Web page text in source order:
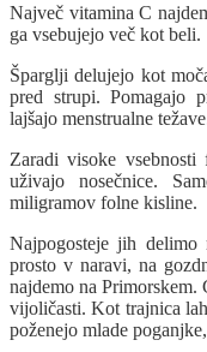
Največ vitamina C
ga vsebujejo več kot beli.
Šparglji delujejo kot
pred strupi. Pomagajo
lajšajo menstrualne
Zaradi visoke
uživajo nosečnice.
miligramov folne kisline.
Najpogosteje jih
prosto v naravi, na
najdemo na Primorskem.
vijoličasti. Kot trajnica
poženejo mlade